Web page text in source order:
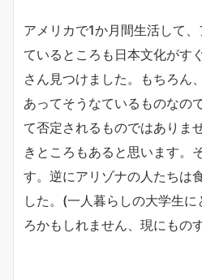
アメリカで1か月間生活して
ているところも日本文化がす
さん見つけました。もちろん
あってそうなているものなの
て否定されるものではありま
きところもあると思います。
す。逆にアリゾナの人たちは
した。(一人暮らしの大学生
ろかもしれません、現にもの